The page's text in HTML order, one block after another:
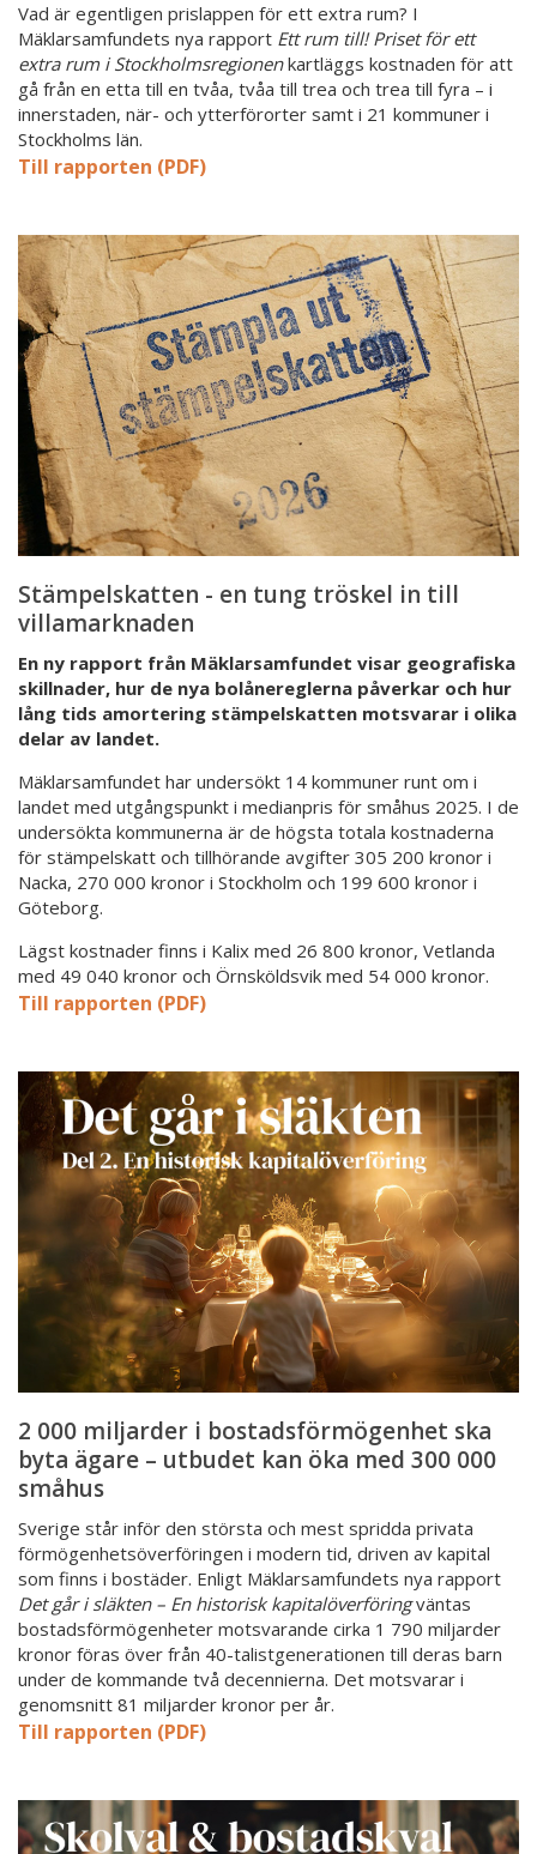
Vad är egentligen prislappen för ett extra rum? I
Mäklarsamfundets nya rapport Ett rum till! Priset för ett
extra rum i Stockholmsregionenkartläggs kostnaden för att
gå från en etta till en tvåa, tvåa till trea och trea till fyra – i
innerstaden, när- och ytterförorter samt i 21 kommuner i
Stockholms län.
Till rapporten (PDF)
Stämpelskatten
en
tung
tröskel
villamarknaden
Stämpelskatten - en tung tröskel in till
villamarknaden
En ny rapport från Mäklarsamfundet visar geografiska
skillnader, hur de nya bolånereglerna påverkar och hur
lång tids amortering stämpelskatten motsvarar i olika
delar av landet.
Mäklarsamfundet har undersökt 14 kommuner runt om i
landet med utgångspunkt i medianpris för småhus 2025. I de
undersökta kommunerna är de högsta totala kostnaderna
för stämpelskatt och tillhörande avgifter 305 200 kronor i
Nacka, 270 000 kronor i Stockholm och 199 600 kronor i
Göteborg.
Lägst kostnader finns i Kalix med 26 800 kronor, Vetlanda
med 49 040 kronor och Örnsköldsvik med 54 000 kronor.
Till rapporten (PDF)
000
miljarder
bostadsförmögenhet
ska
ägare
utbudet
000
småhus
2 000 miljarder i bostadsförmögenhet ska
byta ägare – utbudet kan öka med 300 000
småhus
Sverige står inför den största och mest spridda privata
förmögenhetsöverföringen i modern tid, driven av kapital
som finns i bostäder. Enligt Mäklarsamfundets nya rapport
Det går i släkten – En historisk kapitalöverföringväntas
bostadsförmögenheter motsvarande cirka 1 790 miljarder
kronor föras över från 40-talistgenerationen till deras barn
under de kommande två decennierna. Det motsvarar i
genomsnitt 81 miljarder kronor per år.
Till rapporten (PDF)
Ny
rapport:
Skolvalet